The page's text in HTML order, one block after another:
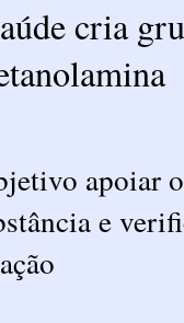
cria
apoiar
e